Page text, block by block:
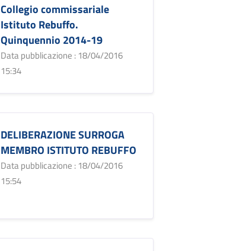
Collegio commissariale
Istituto Rebuffo.
Quinquennio 2014-19
Data pubblicazione : 18/04/2016
15:34
DELIBERAZIONE SURROGA
MEMBRO ISTITUTO REBUFFO
Data pubblicazione : 18/04/2016
15:54